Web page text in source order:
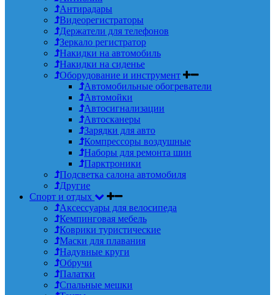
Антирадары
Видеорегистраторы
Держатели для телефонов
Зеркало регистратор
Накидки на автомобиль
Накидки на сиденье
Оборудование и инструмент
Автомобильные обогреватели
Автомойки
Автосигнализации
Автосканеры
Зарядки для авто
Компрессоры воздушные
Наборы для ремонта шин
Парктроники
Подсветка салона автомобиля
Другие
Спорт и отдых
Аксессуары для велосипеда
Кемпинговая мебель
Коврики туристические
Маски для плавания
Надувные круги
Обручи
Палатки
Спальные мешки